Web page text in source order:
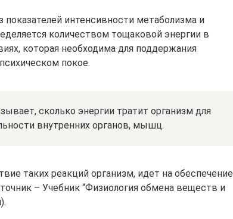
интенсивности метаболизма и
количеством тощаковой энергии в
которая необходима для поддержания
покое.
сколько энергии тратит организм для
внутренних органов, мышц.
таких реакций организм, идет на обеспечение
– Учебник “Физиология обмена веществ и